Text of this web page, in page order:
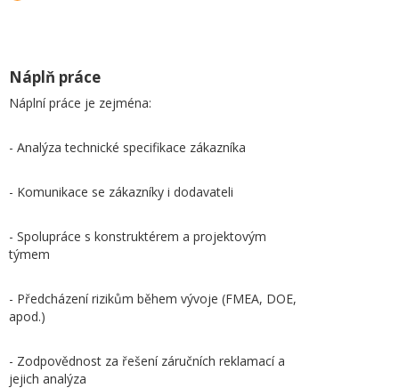
Náplň práce
Náplní práce je zejména:
- Analýza technické specifikace zákazníka
- Komunikace se zákazníky i dodavateli
- Spolupráce s konstruktérem a projektovým
týmem
- Předcházení rizikům během vývoje (FMEA, DOE,
apod.)
- Zodpovědnost za řešení záručních reklamací a
jejich analýza